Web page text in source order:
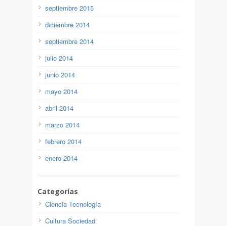
septiembre 2015
diciembre 2014
septiembre 2014
julio 2014
junio 2014
mayo 2014
abril 2014
marzo 2014
febrero 2014
enero 2014
Categorías
Ciencia Tecnología
Cultura Sociedad